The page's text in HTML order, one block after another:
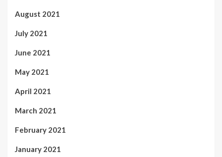
August 2021
July 2021
June 2021
May 2021
April 2021
March 2021
February 2021
January 2021